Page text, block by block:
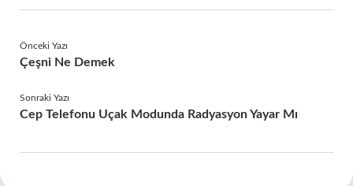
Önceki Yazı
Çeşni Ne Demek
Sonraki Yazı
Cep Telefonu Uçak Modunda Radyasyon Yayar Mı